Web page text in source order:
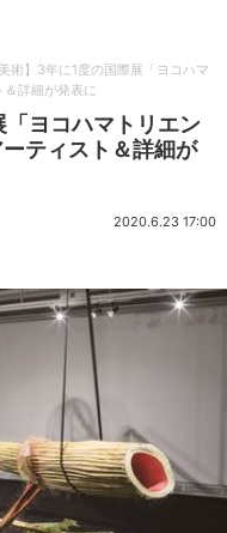
美術】3年に1度の国際展「ヨコハマ
＆詳細が発表に
「ヨコハマトリエン
ティスト＆詳細が
2020.6.23 17:00